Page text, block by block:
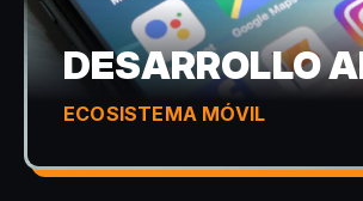
DESARROLLO
ECOSISTEMA MÓVIL